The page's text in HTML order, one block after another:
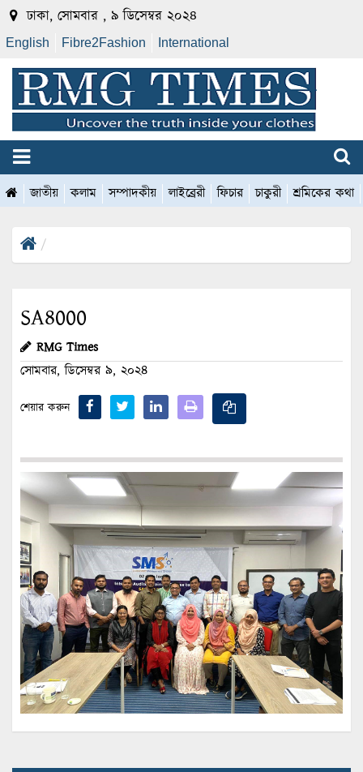
ঢাকা, সোমবার , ৯ ডিসেম্বর ২০২৪
English Fibre2Fashion International
জাতীয় কলাম সম্পাদকীয় লাইব্রেরী ফিচার চাকুরী শ্রমিকের কথা
SA8000
RMG Times
সোমবার, ডিসেম্বর ৯, ২০২৪
শেয়ার করুন